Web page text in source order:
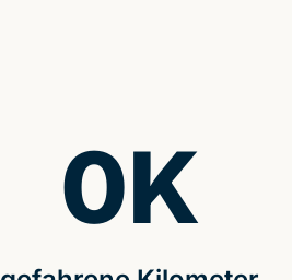
0K